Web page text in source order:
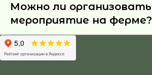
Можно ли организовать
мероприятие на ферме?